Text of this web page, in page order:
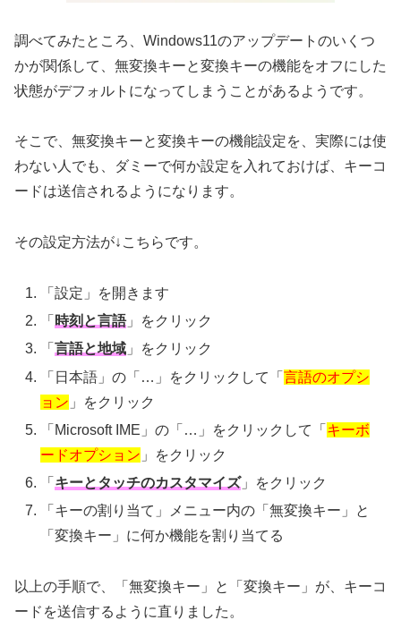
調べてみたところ、Windows11のアップデートのいくつ
かが関係して、無変換キーと変換キーの機能をオフにした
状態がデフォルトになってしまうことがあるようです。
そこで、無変換キーと変換キーの機能設定を、実際には使
わない人でも、ダミーで何か設定を入れておけば、キーコ
ードは送信されるようになります。
その設定方法が↓こちらです。
「設定」を開きます
「 時刻と言語」をクリック
「言語と地域 」をクリック
「日本語」の「…」をクリックして「言語のオプシ
ョン 」をクリック
「Microsoft IME」の「…」をクリックして「 キーボ
ードオプション 」をクリック
「 キーとタッチのカスタマイズ」をクリック
「キーの割り当て」メニュー内の「無変換キー」と
「変換キー」に何か機能を割り当てる
以上の手順で、「無変換キー」と「変換キー」が、キーコ
ードを送信するように直りました。